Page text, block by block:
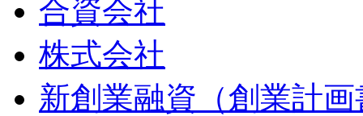
合資会社
株式会社
新創業融資（創業計画